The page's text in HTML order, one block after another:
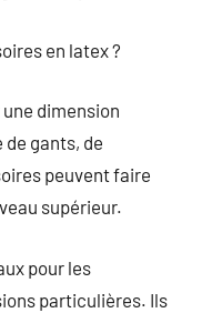
en latex ?
dimension
de gants, de
peuvent faire
supérieur.
pour les
particulières. Ils